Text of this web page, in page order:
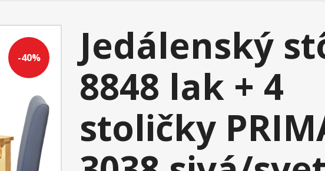
-40%
Jedálenský
8848 lak + 4
stoličky